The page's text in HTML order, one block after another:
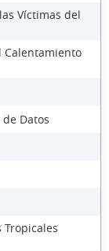
Víctimas del
Calentamiento
Datos